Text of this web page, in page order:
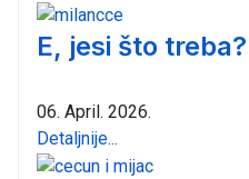
E, jesi što treba?
06. April. 2026.
Detaljnije...